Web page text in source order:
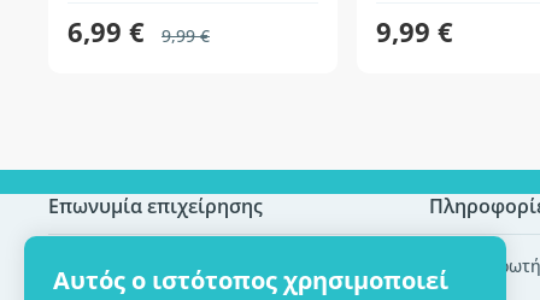
Αυτός ο ιστότοπος χρησιμοποιεί
6,99 € 9,99 € 9,99 €
Επωνυμία επιχείρησης
Πιστοποίηση ECO
Συχνές